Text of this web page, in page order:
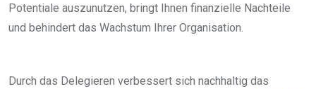
Potentiale auszunutzen, bringt Ihnen finanzielle Nachteile
und behindert das Wachstum Ihrer Organisation.
Durch das Delegieren verbessert sich nachhaltig das